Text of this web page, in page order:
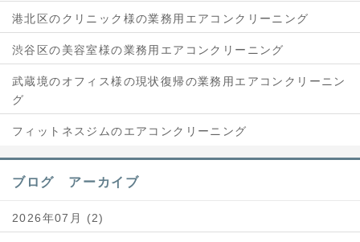
港北区のクリニック様の業務用エアコンクリーニング
渋谷区の美容室様の業務用エアコンクリーニング
武蔵境のオフィス様の現状復帰の業務用エアコンクリーニン
グ
フィットネスジムのエアコンクリーニング
ブログ アーカイブ
2026年07月 (2)